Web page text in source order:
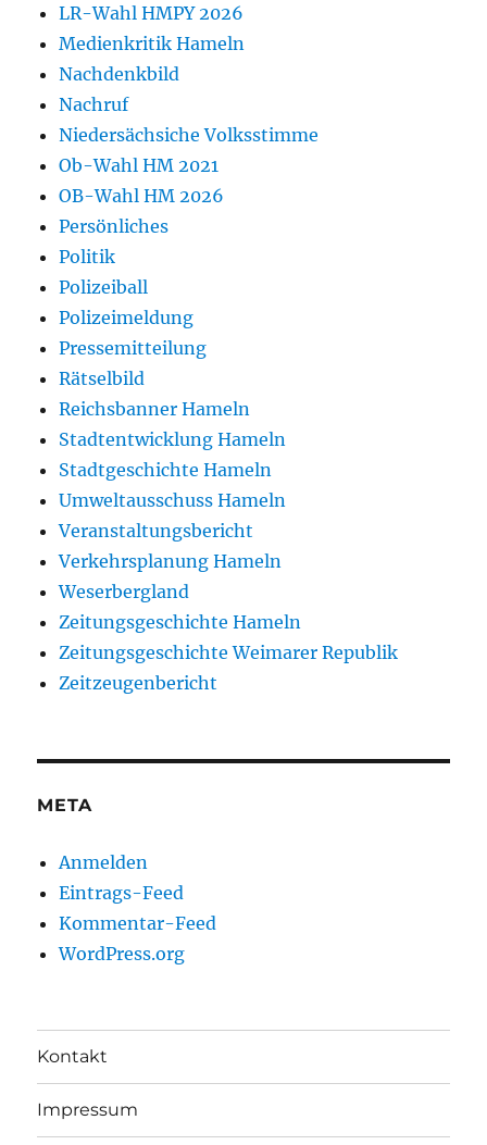
LR-Wahl HMPY 2026
Medienkritik Hameln
Nachdenkbild
Nachruf
Niedersächsiche Volksstimme
Ob-Wahl HM 2021
OB-Wahl HM 2026
Persönliches
Politik
Polizeiball
Polizeimeldung
Pressemitteilung
Rätselbild
Reichsbanner Hameln
Stadtentwicklung Hameln
Stadtgeschichte Hameln
Umweltausschuss Hameln
Veranstaltungsbericht
Verkehrsplanung Hameln
Weserbergland
Zeitungsgeschichte Hameln
Zeitungsgeschichte Weimarer Republik
Zeitzeugenbericht
META
Anmelden
Eintrags-Feed
Kommentar-Feed
WordPress.org
Kontakt
Impressum